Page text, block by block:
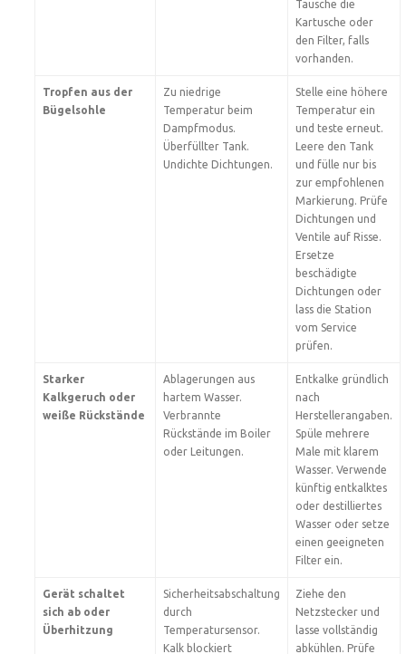
Tausche die
Kartusche oder
den Filter, falls
vorhanden.
Tropfen aus der
Bügelsohle
Zu niedrige
Temperatur beim
Dampfmodus.
Überfüllter Tank.
Undichte Dichtungen.
Stelle eine höhere
Temperatur ein
und teste erneut.
Leere den Tank
und fülle nur bis
zur empfohlenen
Markierung. Prüfe
Dichtungen und
Ventile auf Risse.
Ersetze
beschädigte
Dichtungen oder
lass die Station
vom Service
prüfen.
Starker
Kalkgeruch oder
weiße Rückstände
Ablagerungen aus
hartem Wasser.
Verbrannte
Rückstände im Boiler
oder Leitungen.
Entkalke gründlich
nach
Herstellerangaben.
Spüle mehrere
Male mit klarem
Wasser. Verwende
künftig entkalktes
oder destilliertes
Wasser oder setze
einen geeigneten
Filter ein.
Gerät schaltet
sich ab oder
Überhitzung
Sicherheitsabschaltung
durch
Temperatursensor.
Kalk blockiert
Ziehe den
Netzstecker und
lasse vollständig
abkühlen. Prüfe